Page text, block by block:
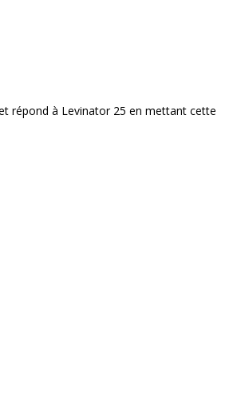
répond à Levinator 25 en mettant cette